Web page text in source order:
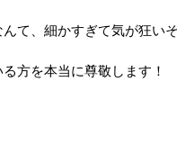
て、細かすぎて気が狂い
方を本当に尊敬します！